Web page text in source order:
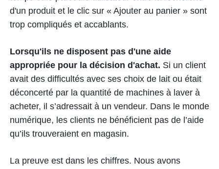
d'un produit et le clic sur « Ajouter au panier » sont
trop compliqués et accablants.
Lorsqu'ils ne disposent pas d'une aide
appropriée pour la décision d'achat. Si un client
avait des difficultés avec ses choix de lait ou était
déconcerté par la quantité de machines à laver à
acheter, il s’adressait à un vendeur. Dans le monde
numérique, les clients ne bénéficient pas de l’aide
qu’ils trouveraient en magasin.
La preuve est dans les chiffres. Nous avons